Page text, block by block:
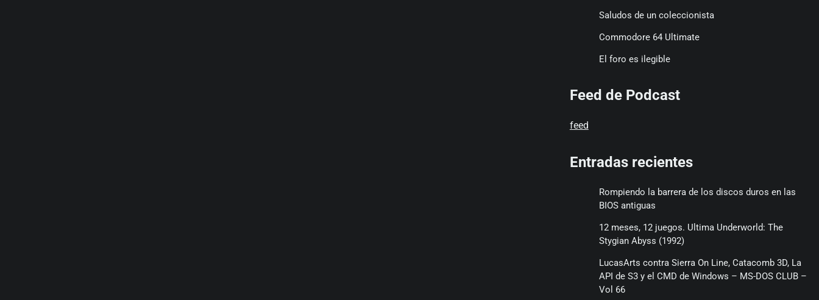
Saludos de un coleccionista
Commodore 64 Ultimate
El foro es ilegible
Feed de Podcast
feed
Entradas recientes
Rompiendo la barrera de los discos duros en las
BIOS antiguas
12 meses, 12 juegos. Ultima Underworld: The
Stygian Abyss (1992)
LucasArts contra Sierra On Line, Catacomb 3D, La
API de S3 y el CMD de Windows – MS-DOS CLUB –
Vol 66